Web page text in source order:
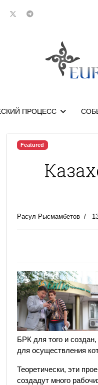
ПРОЦЕСС
Featured
Расул Рысмамбетов
БРК для того и
для осуществления
Теоретически, эти
создадут много